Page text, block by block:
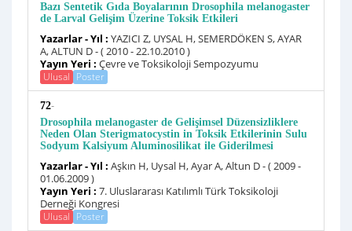
Bazı Sentetik Gıda Boyalarının Drosophila melanogaster
de Larval Gelişim Üzerine Toksik Etkileri
Yazarlar - Yıl : YAZICI Z, UYSAL H, SEMERDÖKEN S, AYAR
A, ALTUN D - ( 2010 - 22.10.2010 )
Yayın Yeri : Çevre ve Toksikoloji Sempozyumu
Ulusal Poster
72-
Drosophila melanogaster de Gelişimsel Düzensizliklere
Neden Olan Sterigmatocystin in Toksik Etkilerinin Sulu
Sodyum Kalsiyum Aluminosilikat ile Giderilmesi
Yazarlar - Yıl : Aşkın H, Uysal H, Ayar A, Altun D - ( 2009 -
01.06.2009 )
Yayın Yeri : 7. Uluslararası Katılımlı Türk Toksikoloji
Derneği Kongresi
Ulusal Poster